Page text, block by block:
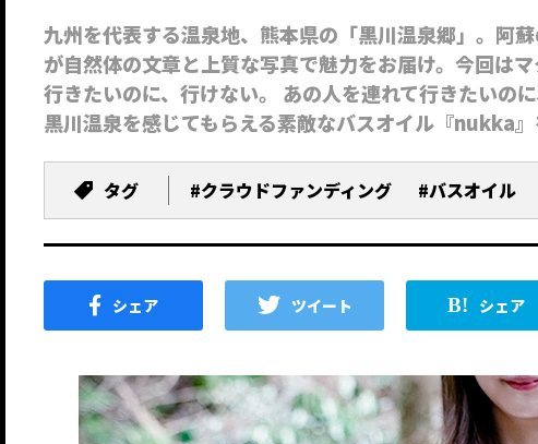
九州を代表する温泉地、熊本県の「黒川温泉郷」。阿
が自然体の文章と上質な写真で魅力をお届け。今回は
行きたいのに、行けない。 あの人を連れて行きたいの
黒川温泉を感じてもらえる素敵なバスオイル『nukka』
タグ #クラウドファンディング #バスオイル
シェア ツイート シェア